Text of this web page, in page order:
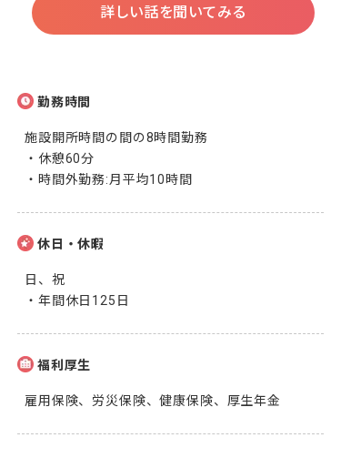
詳しい話を聞いてみる
勤務時間
施設開所時間の間の8時間勤務
・休憩60分
・時間外勤務:月平均10時間
休日・休暇
日、祝
・年間休日125日
福利厚生
雇用保険、労災保険、健康保険、厚生年金